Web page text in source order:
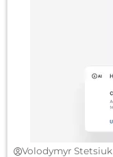
Volodymyr Stetsiuk